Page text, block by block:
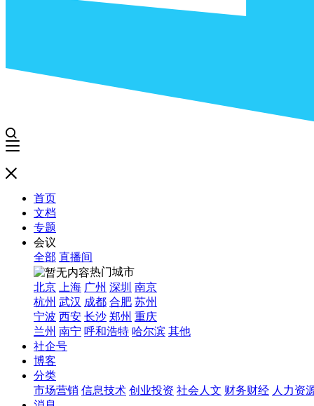
首页
文档
专题
会议
全部 直播间
热门城市
北京
上海 广州 深圳 南京
杭州 武汉 成都 合肥 苏州
宁波 西安 长沙 郑州 重庆
兰州 南宁 呼和浩特 哈尔滨 其他
社企号
博客
分类
市场营销 信息技术 创业投资 社会人文 财务财经 人力资